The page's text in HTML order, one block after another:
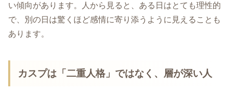
い傾向があります。人から見ると、ある日はとても理性的
で、別の日は驚くほど感情に寄り添うように見えることも
あります。
カスプは「二重人格」ではなく、層が深い人